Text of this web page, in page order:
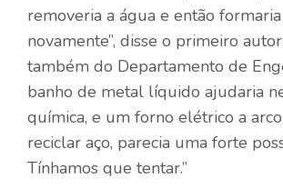
removeria a água e então
novamente”, disse o primeiro
também do Departamento de
banho de metal líquido ajudaria
química, e um forno elétrico a
reciclar aço, parecia uma forte
Tínhamos que tentar.”